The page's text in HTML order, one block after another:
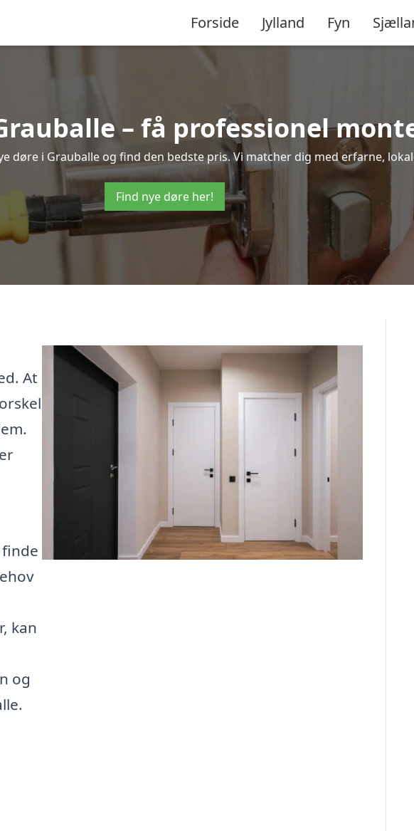
Forside Jylland Fyn
– få professionel
døre i Grauballe og find den bedste pris. Vi matcher dig med erfarne,
Find nye døre her!
At
kan
og